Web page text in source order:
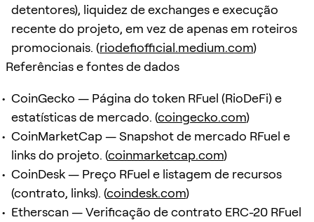
detentores), liquidez de exchanges e execução
recente do projeto, em vez de apenas em roteiros
promocionais. (riodefiofficial.medium.com)
Referências e fontes de dados
CoinGecko — Página do token RFuel (RioDeFi) e
estatísticas de mercado. (coingecko.com)
CoinMarketCap — Snapshot de mercado RFuel e
links do projeto. (coinmarketcap.com)
CoinDesk — Preço RFuel e listagem de recursos
(contrato, links). (coindesk.com)
Etherscan — Verificação de contrato ERC-20 RFuel